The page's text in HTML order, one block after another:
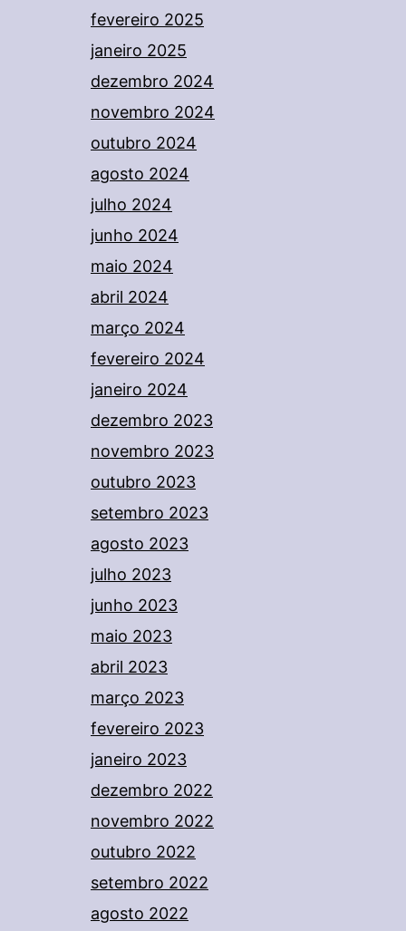
fevereiro 2025
janeiro 2025
dezembro 2024
novembro 2024
outubro 2024
agosto 2024
julho 2024
junho 2024
maio 2024
abril 2024
março 2024
fevereiro 2024
janeiro 2024
dezembro 2023
novembro 2023
outubro 2023
setembro 2023
agosto 2023
julho 2023
junho 2023
maio 2023
abril 2023
março 2023
fevereiro 2023
janeiro 2023
dezembro 2022
novembro 2022
outubro 2022
setembro 2022
agosto 2022